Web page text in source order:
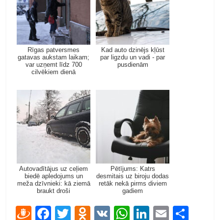
Rīgas patversmes
gatavas aukstam laikam;
var uzņemt līdz 700
cilvēkiem dienā
Kad auto dzinējs kļūst
par ligzdu un vadi - par
pusdienām
Autovadītājus uz ceļiem
biedē apledojums un
meža dzīvnieki: kā ziemā
braukt droši
Pētījums: Katrs
desmitais uz biroju dodas
retāk nekā pirms diviem
gadiem
D F T O V W Li E